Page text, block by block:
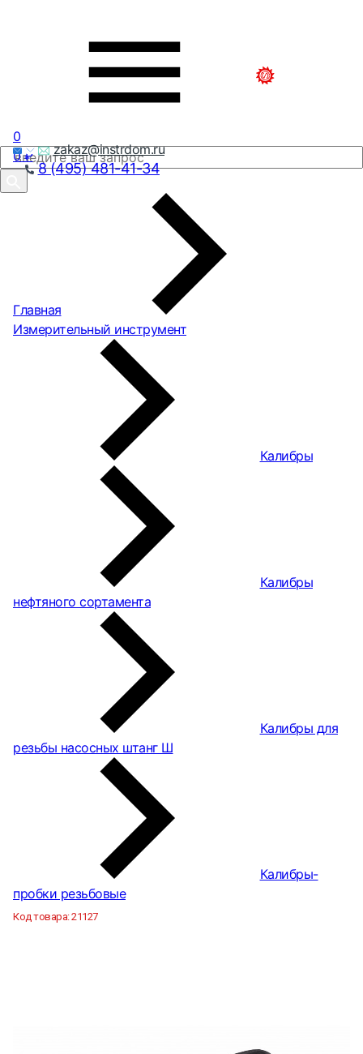
zakaz@instrdom.ru
8 (495) 481-41-34
0
0₽
Главная
Измерительный инструмент
Калибры
Калибры
нефтяного сортамента
Калибры для
резьбы насосных штанг Ш
Калибры-
пробки резьбовые
Код товара:21127